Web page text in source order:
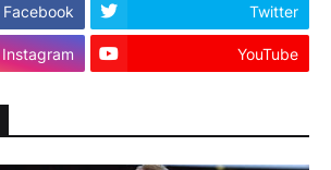
Facebook Twitter
Instagram YouTube